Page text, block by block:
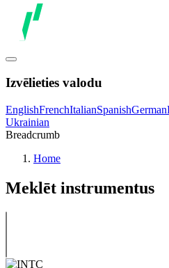
Izvēlieties valodu
EnglishFrenchItalianSpanishGerman
Ukrainian
Breadcrumb
Home
Meklēt instrumentus